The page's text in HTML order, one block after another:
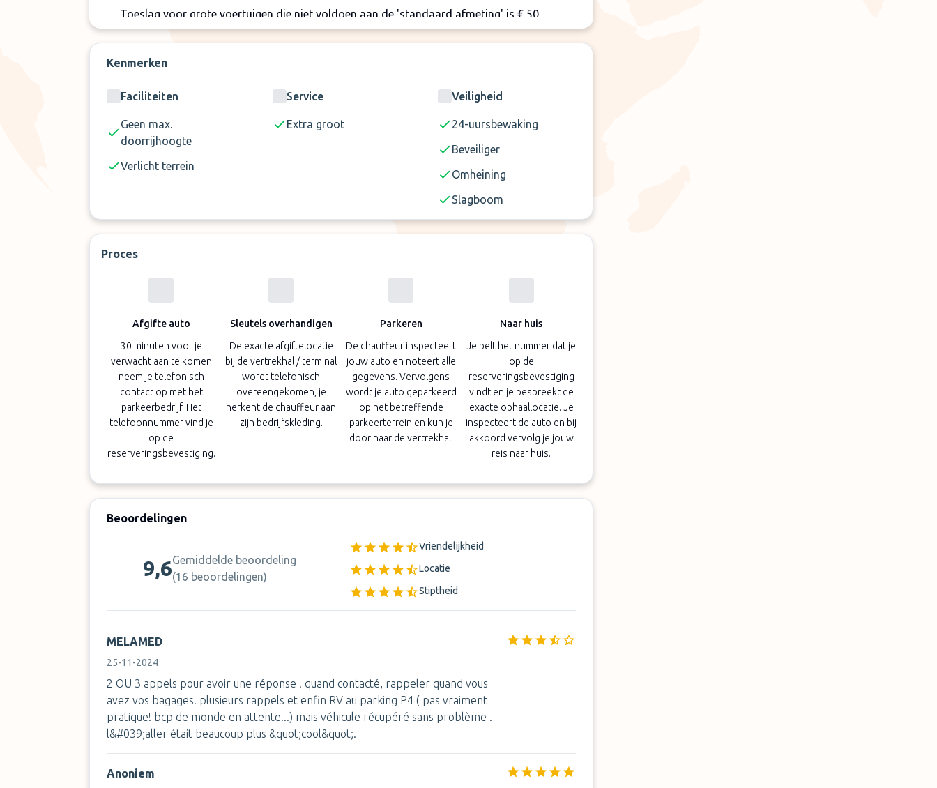
Toeslag voor grote voertuigen die niet voldoen aan de 'standaard afmeting' is € 50
Bovenstaande toeslagen, indien van toepassing, dient u ter plaatse te betalen aan het
Kenmerken
Faciliteiten
Geen max.
doorrijhoogte
Verlicht terrein
Service
Extra groot
Veiligheid
24-uursbewaking
Beveiliger
Omheining
Slagboom
Proces
Afgifte auto
30 minuten voor je
verwacht aan te komen
neem je telefonisch
contact op met het
parkeerbedrijf. Het
telefoonnummer vind je
op de
reserveringsbevestiging.
Sleutels overhandigen
De exacte afgiftelocatie
bij de vertrekhal / terminal
wordt telefonisch
overeengekomen, je
herkent de chauffeur aan
zijn bedrijfskleding.
Parkeren
De chauffeur inspecteert
jouw auto en noteert alle
gegevens. Vervolgens
wordt je auto geparkeerd
op het betreffende
parkeerterrein en kun je
door naar de vertrekhal.
Naar huis
Je belt het nummer dat je
op de
reserveringsbevestiging
vindt en je bespreekt de
exacte ophaallocatie. Je
inspecteert de auto en bij
akkoord vervolg je jouw
reis naar huis.
Beoordelingen
9,6Gemiddelde beoordeling
(16 beoordelingen)
Vriendelijkheid
Locatie
Stiptheid
MELAMED
25-11-2024
2 OU 3 appels pour avoir une réponse . quand contacté, rappeler quand vous
avez vos bagages. plusieurs rappels et enfin RV au parking P4 ( pas vraiment
pratique! bcp de monde en attente...) mais véhicule récupéré sans problème .
l&#039;aller était beaucoup plus &quot;cool&quot;.
Anoniem